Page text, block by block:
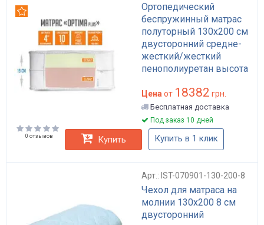
Ортопедический
беспружинный матрас
полуторный 130x200 см
двусторонний средне-
жесткий/жесткий
пенополиуретан высота
Цена от 18382 грн.
Бесплатная доставка
Под заказ 10 дней
0 отзывов Купить Купить в 1 клик
Арт.: IST-070901-130-200-8
Чехол для матраса на
молнии 130х200 8 см
двусторонний